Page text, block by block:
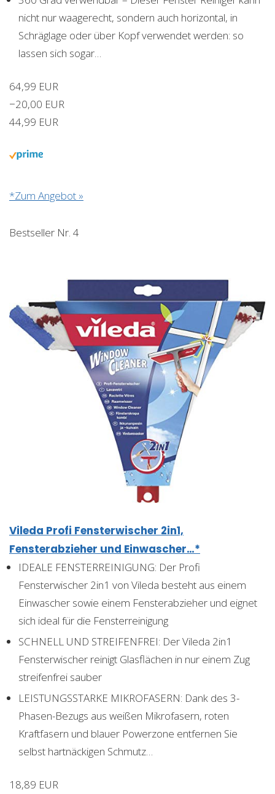
nicht nur waagerecht, sondern auch horizontal, in
Schräglage oder über Kopf verwendet werden: so
lassen sich sogar…
64,99 EUR
−20,00 EUR
44,99 EUR
*Zum Angebot »
Bestseller Nr. 4
Vileda Profi Fensterwischer 2in1,
Fensterabzieher und Einwascher…*
IDEALE FENSTERREINIGUNG: Der Profi
Fensterwischer 2in1 von Vileda besteht aus einem
Einwascher sowie einem Fensterabzieher und eignet
sich ideal für die Fensterreinigung
SCHNELL UND STREIFENFREI: Der Vileda 2in1
Fensterwischer reinigt Glasflächen in nur einem Zug
streifenfrei sauber
LEISTUNGSSTARKE MIKROFASERN: Dank des 3-
Phasen-Bezugs aus weißen Mikrofasern, roten
Kraftfasern und blauer Powerzone entfernen Sie
selbst hartnäckigen Schmutz…
18,89 EUR